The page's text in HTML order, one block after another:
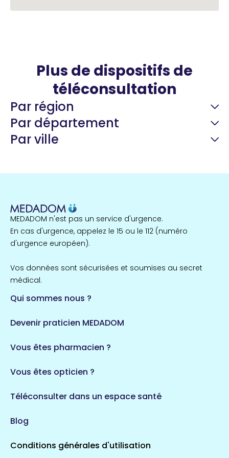
Plus de dispositifs de
téléconsultation
Par région
Île-de-France
857 espaces de santé
124 espaces de santé
Auvergne-Rhône-Alpes
720 espaces de santé
Par département
Côtes-d'Armor
Maine-et-Loire
Loiret
Par ville
1 espaces de santé
1 espaces de santé
MEDADOM n'est pas un service d'urgence.
En cas d'urgence, appelez le 15 ou le 112 (numéro
d'urgence européen).
Vos données sont sécurisées et soumises au secret
médical.
Qui sommes nous ?
Devenir praticien MEDADOM
Vous êtes pharmacien ?
Vous êtes opticien ?
Téléconsulter dans un espace santé
Blog
Conditions générales d'utilisation